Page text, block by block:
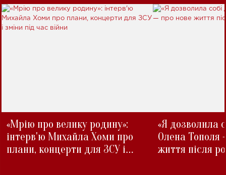
«Мрію про велику родину»:
інтерв'ю Михайла Хоми про
плани, концерти для ЗСУ і
«Я дозволила
Олена Тополя
життя після